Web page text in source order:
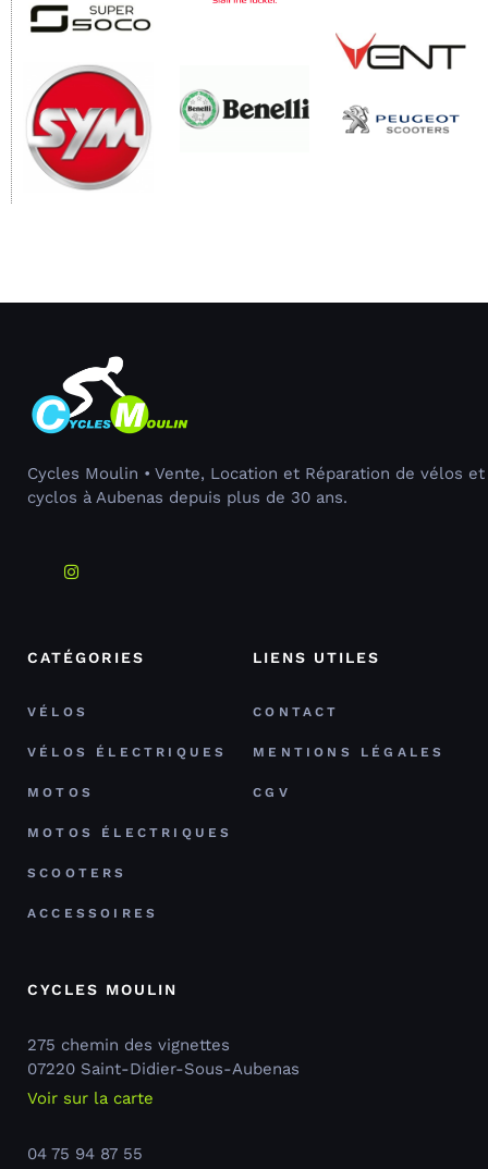
Cycles Moulin • Vente, Location et Réparation de vélos et
cyclos à Aubenas depuis plus de 30 ans.
CATÉGORIES
VÉLOS
VÉLOS ÉLECTRIQUES
MOTOS
MOTOS ÉLECTRIQUES
SCOOTERS
ACCESSOIRES
LIENS UTILES
CONTACT
MENTIONS LÉGALES
CGV
CYCLES MOULIN
275 chemin des vignettes
07220 Saint-Didier-Sous-Aubenas
Voir sur la carte
04 75 94 87 55